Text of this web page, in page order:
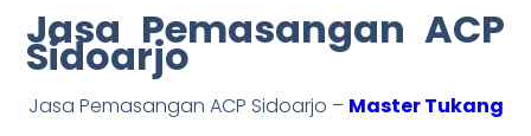
Jasa Pemasangan ACP
Sidoarjo
Jasa Pemasangan ACP Sidoarjo – Master Tukang